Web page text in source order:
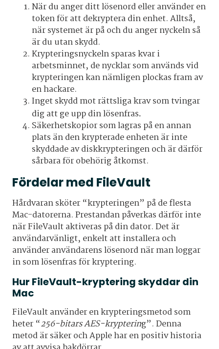
När du anger ditt lösenord eller använder en
token för att dekryptera din enhet. Alltså,
när systemet är på och du anger nyckeln så
är du utan skydd.
Krypteringsnyckeln sparas kvar i
arbetsminnet, de nycklar som används vid
krypteringen kan nämligen plockas fram av
en hackare.
Inget skydd mot rättsliga krav som tvingar
dig att ge upp din lösenfras.
Säkerhetskopior som lagras på en annan
plats än den krypterade enheten är inte
skyddade av diskkrypteringen och är därför
sårbara för obehörig åtkomst.
Fördelar med FileVault
Hårdvaran sköter “krypteringen” på de flesta
Mac-datorerna.Prestandan påverkas därför inte
när FileVault aktiveras på din dator.Det är
användarvänligt, enkelt att installera och
använder användarens lösenord när man loggar
in som lösenfras för kryptering.
Hur FileVault-kryptering skyddar din
Mac
FileVault använder en krypteringsmetod som
heter “256-bitars AES-kryptering”. Denna
metod är säker och Apple har en positiv historia